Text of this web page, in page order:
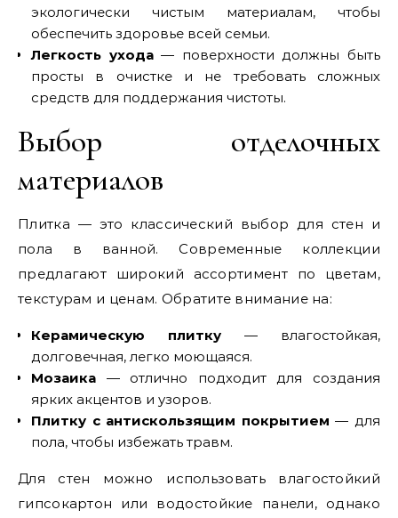
экологически чистым материалам, чтобы
обеспечить здоровье всей семьи.
Легкость ухода— поверхности должны быть
просты в очистке и не требовать сложных
средств для поддержания чистоты.
Выбор отделочных
материалов
Плитка — это классический выбор для стен и
пола в ванной. Современные коллекции
предлагают широкий ассортимент по цветам,
текстурам и ценам. Обратите внимание на:
Керамическую плитку — влагостойкая,
долговечная, легко моющаяся.
Мозаика — отлично подходит для создания
ярких акцентов и узоров.
Плитку с антискользящим покрытием — для
пола, чтобы избежать травм.
Для стен можно использовать влагостойкий
гипсокартон или водостойкие панели, однако